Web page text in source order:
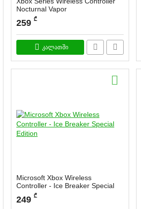
Nocturnal Vapor
სასაქონლო კოდი:
259 ₾
კალათში
Microsoft Xbox Wireless
Controller - Ice Breaker Special
Edition
სასაქონლო კოდი:
249 ₾